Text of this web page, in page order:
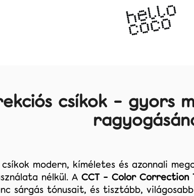
csíkok – gyors
modern, kíméletes és azonnali
nélkül. A CCT – Color Correction
sárgás tónusait, és tisztább,